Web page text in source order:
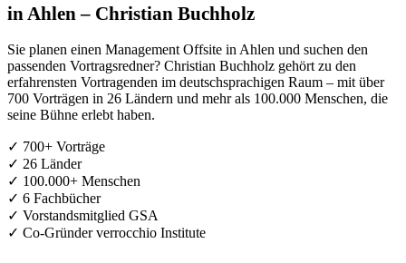
in Ahlen – Christian Buchholz
Sie planen einen Management Offsite in Ahlen und suchen den
passenden Vortragsredner? Christian Buchholz gehört zu den
erfahrensten Vortragenden im deutschsprachigen Raum – mit über
700 Vorträgen in 26 Ländern und mehr als 100.000 Menschen, die
seine Bühne erlebt haben.
✓ 700+ Vorträge
✓ 26 Länder
✓ 100.000+ Menschen
✓ 6 Fachbücher
✓ Vorstandsmitglied GSA
✓ Co-Gründer verrocchio Institute